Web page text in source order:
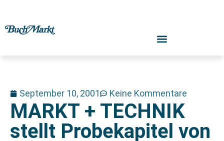
September 10, 2001 Keine Kommentare
MARKT + TECHNIK
stellt Probekapitel von